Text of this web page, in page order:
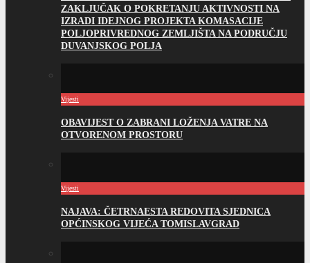
ZAKLJUČAK O POKRETANJU AKTIVNOSTI NA
IZRADI IDEJNOG PROJEKTA KOMASACIJE
POLJOPRIVREDNOG ZEMLJIŠTA NA PODRUČJU
DUVANJSKOG POLJA
Vijesti
OBAVIJEST O ZABRANI LOŽENJA VATRE NA
OTVORENOM PROSTORU
Vijesti
NAJAVA: ČETRNAESTA REDOVITA SJEDNICA
OPĆINSKOG VIJEĆA TOMISLAVGRAD